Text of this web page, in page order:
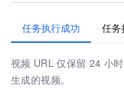
任务执行成功 任务
视频 URL 仅保留 24 小
生成的视频。